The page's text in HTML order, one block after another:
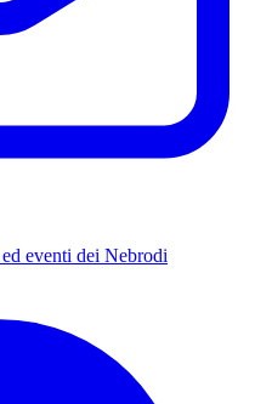
eventi dei Nebrodi